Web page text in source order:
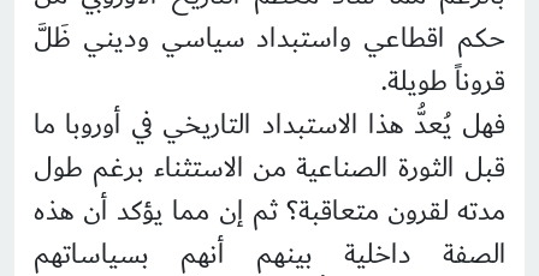
حكم اقطاعي واستبداد سياسي وديني ظَلَّ
قروناً طويلة.
فهل يُعدُّ هذا الاستبداد التاريخي في أوروبا ما
قبل الثورة الصناعية من الاستثناء برغم طول
مدته لقرون متعاقبة؟ ثم إن مما يؤكد أن هذه
الصفة داخلية بينهم أنهم بسياساتهم